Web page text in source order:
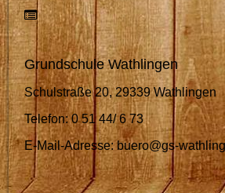
Grundschule Wathlingen
Schulstraße 20, 29339 Wathlingen
Telefon: 0 51 44/ 6 73
E-Mail-Adresse: buero@gs-